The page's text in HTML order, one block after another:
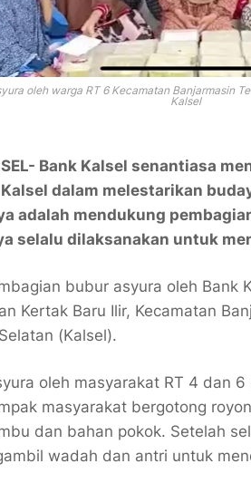
oleh warga RT 6 Kecamatan Banjarmasin
Kalsel
Bank Kalsel senantiasa
dalam melestarikan
adalah mendukung
selalu dilaksanakan untuk
bubur asyura oleh Bank
Kertak Baru Ilir, Kecamatan
(Kalsel).
oleh masyarakat RT 4 dan
masyarakat bergotong
dan bahan pokok. Setelah
wadah dan antri untuk